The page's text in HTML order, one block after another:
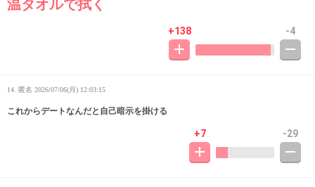
温タオルで拭く
+138 -4
14. 匿名 2026/07/06(月) 12:03:15
これからデートなんだと自己暗示を掛ける
+7 -29